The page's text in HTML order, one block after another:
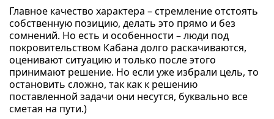
Главное качество характера – стремление отстоять
собственную позицию, делать это прямо и без
сомнений. Но есть и особенности – люди под
покровительством Кабана долго раскачиваются,
оценивают ситуацию и только после этого
принимают решение. Но если уже избрали цель, то
остановить сложно, так как к решению
поставленной задачи они несутся, буквально все
сметая на пути.)